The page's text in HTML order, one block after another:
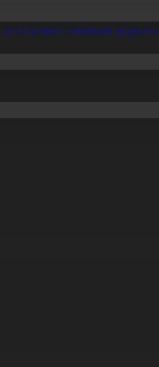
комиссияның